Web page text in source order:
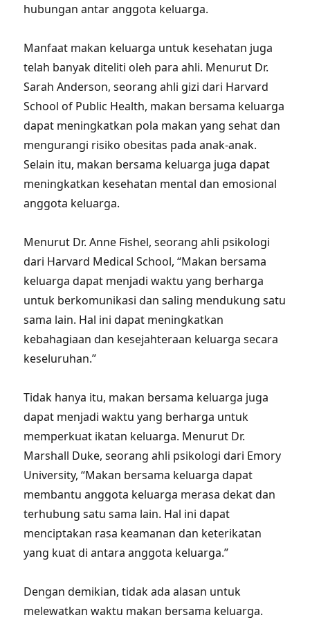
hubungan antar anggota keluarga.
Manfaat makan keluarga untuk kesehatan juga
telah banyak diteliti oleh para ahli. Menurut Dr.
Sarah Anderson, seorang ahli gizi dari Harvard
School of Public Health, makan bersama keluarga
dapat meningkatkan pola makan yang sehat dan
mengurangi risiko obesitas pada anak-anak.
Selain itu, makan bersama keluarga juga dapat
meningkatkan kesehatan mental dan emosional
anggota keluarga.
Menurut Dr. Anne Fishel, seorang ahli psikologi
dari Harvard Medical School, “Makan bersama
keluarga dapat menjadi waktu yang berharga
untuk berkomunikasi dan saling mendukung satu
sama lain. Hal ini dapat meningkatkan
kebahagiaan dan kesejahteraan keluarga secara
keseluruhan.”
Tidak hanya itu, makan bersama keluarga juga
dapat menjadi waktu yang berharga untuk
memperkuat ikatan keluarga. Menurut Dr.
Marshall Duke, seorang ahli psikologi dari Emory
University, “Makan bersama keluarga dapat
membantu anggota keluarga merasa dekat dan
terhubung satu sama lain. Hal ini dapat
menciptakan rasa keamanan dan keterikatan
yang kuat di antara anggota keluarga.”
Dengan demikian, tidak ada alasan untuk
melewatkan waktu makan bersama keluarga.